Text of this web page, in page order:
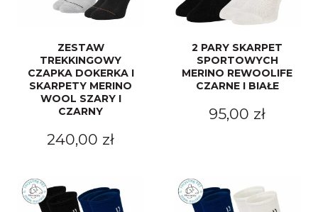
ZESTAW
TREKKINGOWY
CZAPKA DOKERKA I
SKARPETY MERINO
WOOL SZARY I
CZARNY
240,00 zł
2 PARY SKARPET
SPORTOWYCH
MERINO REWOOLIFE
CZARNE I BIAŁE
95,00 zł